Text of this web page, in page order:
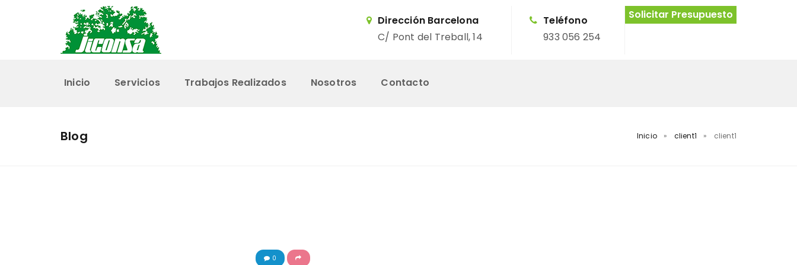
Dirección Barcelona
C/ Pont del Treball, 14
Teléfono
933 056 254
Solicitar Presupuesto
Inicio Servicios Trabajos Realizados Nosotros Contacto
Blog Inicio » client1 » client1
0